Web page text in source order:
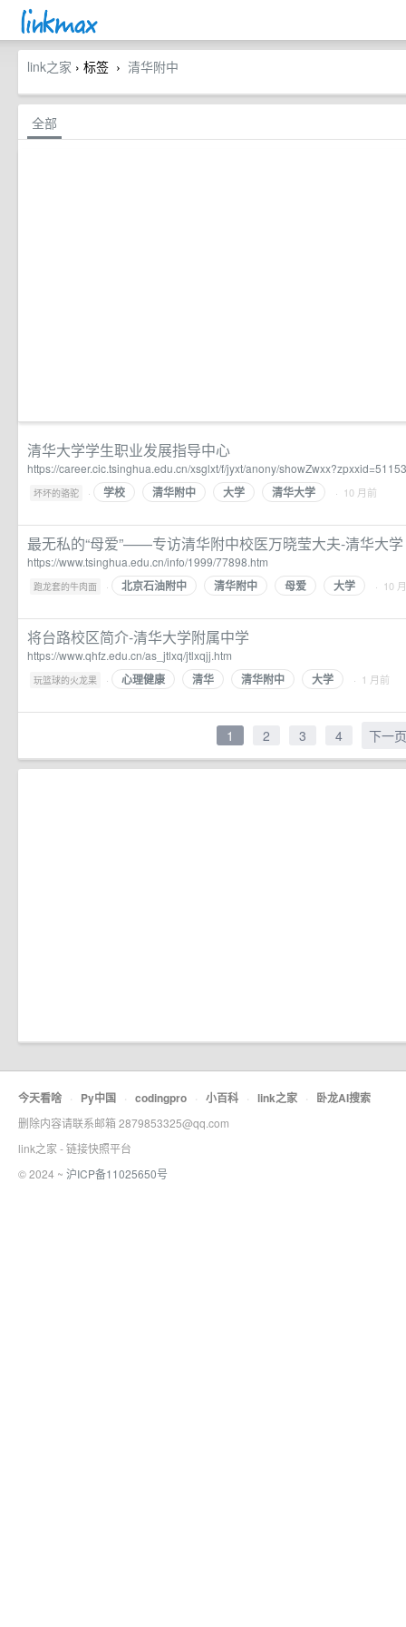
link之家 › 标签 › 清华附中
全部
清华大学学生职业发展指导中心
https://career.cic.tsinghua.edu.cn/xsglxt/f/jyxt/anony/
坏坏的骆驼 · 学校 清华附中 大学 清华大学 · 10 月前
最无私的“母爱”——专访清华附中校医万晓莹大夫-清华大学
https://www.tsinghua.edu.cn/info/1999/77898.htm
跑龙套的牛肉面 · 北京石油附中 清华附中 母爱 大学 · 10
将台路校区简介-清华大学附属中学
https://www.qhfz.edu.cn/as_jtlxq/jtlxqjj.htm
玩篮球的火龙果 · 心理健康 清华 清华附中 大学 · 1 月前
1 2 3 4 下一页
今天看啥 · Py中国 · codingpro · 小百科 · link之家 · 卧龙AI搜索
删除内容请联系邮箱 2879853325@qq.com
link之家 - 链接快照平台
© 2024 ~ 沪ICP备11025650号